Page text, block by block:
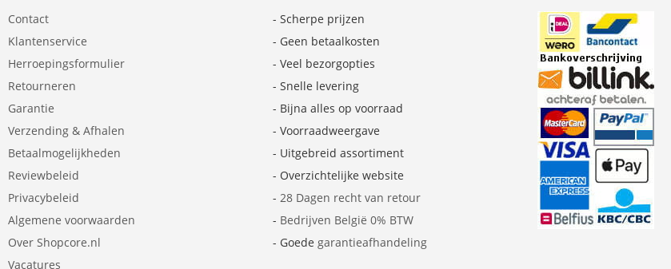
Contact
Klantenservice
Herroepingsformulier
Retourneren
Garantie
Verzending & Afhalen
Betaalmogelijkheden
Reviewbeleid
Privacybeleid
Algemene voorwaarden
Over Shopcore.nl
Vacatures
- Scherpe prijzen
- Geen betaalkosten
- Veel bezorgopties
- Snelle levering
- Bijna alles op voorraad
- Voorraadweergave
- Uitgebreid assortiment
- Overzichtelijke website
- 28 Dagen recht van retour
- Bedrijven België 0% BTW
- Goede garantieafhandeling